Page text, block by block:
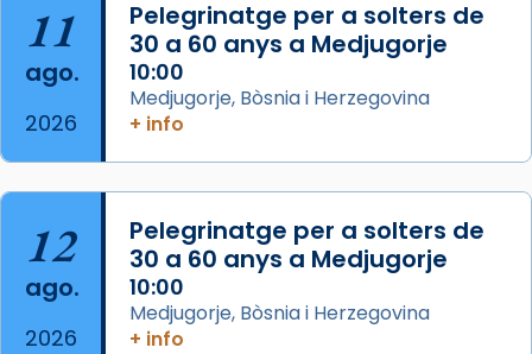
View on Facebook · Share
Arquebisbat de Barcelona
2 weeks ago
Acompanyant la història de sant Cugat, a
partir de l’Edat Mitjana sorgeix la tradició
que les santes Juliana (“relatiu a Júlia”) i
Semproniana (“relatiu a Semprònia =
eterna”) són deixebles seves. I l’any 1667, el
11
ago.
2026
Pelegrinatge per a solters de
30 a 60 anys a Medjugorje
10:00
Medjugorje, Bòsnia i Herzegovina
+ info
12
ago.
2026
Pelegrinatge per a solters de
30 a 60 anys a Medjugorje
10:00
Medjugorje, Bòsnia i Herzegovina
+ info